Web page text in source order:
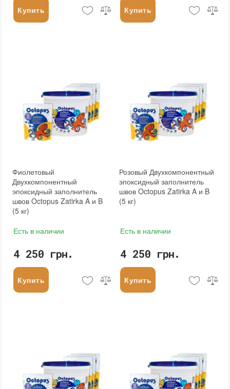
Купить Купить
Фиолетовый
Двухкомпонентный
эпоксидный заполнитель
швов Octopus Zatirka A и B
(5 кг)
Есть в наличии
4 250 грн.
Купить
Розовый Двухкомпонентный
эпоксидный заполнитель
швов Octopus Zatirka A и B
(5 кг)
Есть в наличии
4 250 грн.
Купить